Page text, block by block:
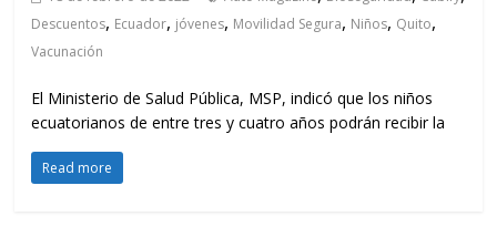
Descuentos, Ecuador, jóvenes, Movilidad Segura, Niños, Quito,
Vacunación
El Ministerio de Salud Pública, MSP, indicó que los niños
ecuatorianos de entre tres y cuatro años podrán recibir la
Read more